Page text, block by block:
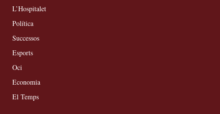
L’Hospitalet
Política
Successos
Esports
Oci
Economia
El Temps